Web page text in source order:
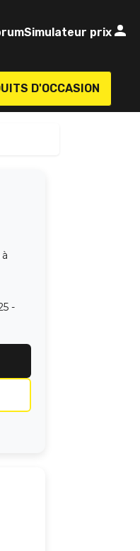
Simulateur prix
D'OCCASION
-